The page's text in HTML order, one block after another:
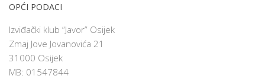
OPĆI PODACI
Izviđački klub “Javor” Osijek
Zmaj Jove Jovanovića 21
31000 Osijek
MB: 01547844